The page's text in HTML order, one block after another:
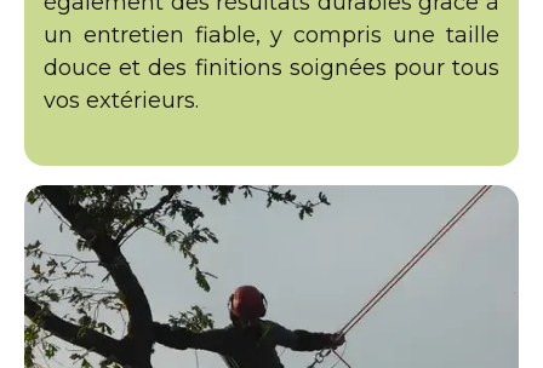
un entretien fiable, y compris une taille
douce et des finitions soignées pour tous
vos extérieurs.